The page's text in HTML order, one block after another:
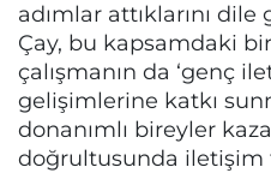
adımlar attıklarını
Çay, bu kapsamdaki
çalışmanın da ‘genç
gelişimlerine katkı
donanımlı bireyler
doğrultusunda iletişim